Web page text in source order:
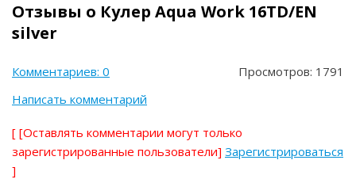
Отзывы о Кулер Aqua Work 16ТD/EN
silver
Комментариев: 0
Просмотров: 1791
Написать комментарий
[ [Оставлять комментарии могут только
зарегистрированные пользователи] Зарегистрироваться
]